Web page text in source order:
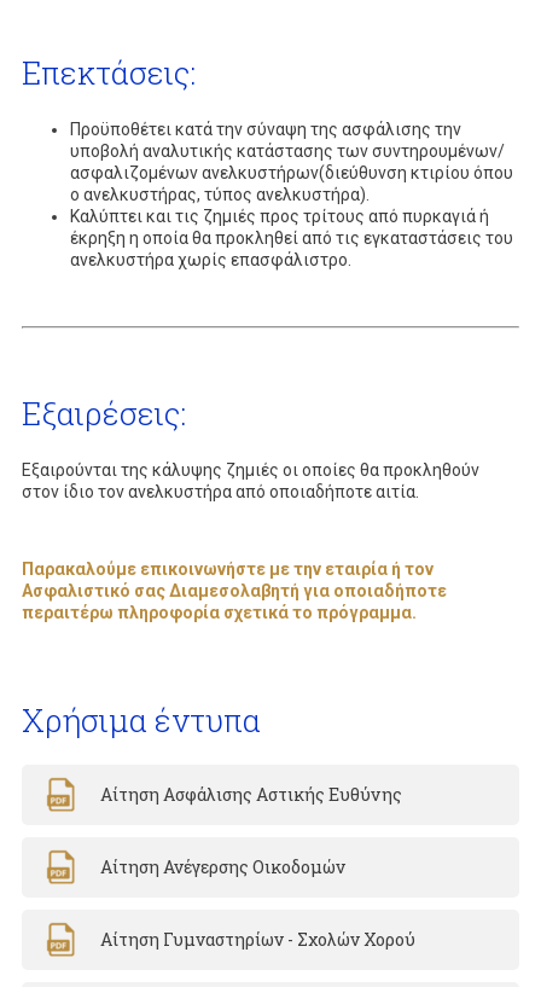
Επεκτάσεις:
Προϋποθέτει κατά την σύναψη της ασφάλισης την
υποβολή αναλυτικής κατάστασης των συντηρουμένων/
ασφαλιζομένων ανελκυστήρων(διεύθυνση κτιρίου όπου
ο ανελκυστήρας, τύπος ανελκυστήρα).
Καλύπτει και τις ζημιές προς τρίτους από πυρκαγιά ή
έκρηξη η οποία θα προκληθεί από τις εγκαταστάσεις του
ανελκυστήρα χωρίς επασφάλιστρο.
Εξαιρέσεις:
Εξαιρούνται της κάλυψης ζημιές οι οποίες θα προκληθούν
στον ίδιο τον ανελκυστήρα από οποιαδήποτε αιτία.
Παρακαλούμε επικοινωνήστε με την εταιρία ή τον
Ασφαλιστικό σας Διαμεσολαβητή για οποιαδήποτε
περαιτέρω πληροφορία σχετικά το πρόγραμμα.
Χρήσιμα έντυπα
Αίτηση Ασφάλισης Αστικής Ευθύνης
Αίτηση Ανέγερσης Οικοδομών
Αίτηση Γυμναστηρίων - Σχολών Χορού